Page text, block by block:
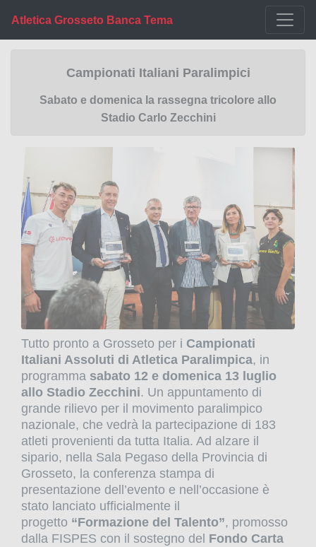
Atletica Grosseto Banca Tema
Campionati Italiani Paralimpici
Sabato e domenica la rassegna tricolore allo
Stadio Carlo Zecchini
Tutto pronto a Grosseto per i Campionati
Italiani Assoluti di Atletica Paralimpica, in
programma sabato 12 e domenica 13 luglio
allo Stadio Zecchini. Un appuntamento di
grande rilievo per il movimento paralimpico
nazionale, che vedrà la partecipazione di 183
atleti provenienti da tutta Italia. Ad alzare il
sipario, nella Sala Pegaso della Provincia di
Grosseto, la conferenza stampa di
presentazione dell’evento e nell’occasione è
stato lanciato ufficialmente il
progetto “Formazione del Talento”, promosso
dalla FISPES con il sostegno del Fondo Carta